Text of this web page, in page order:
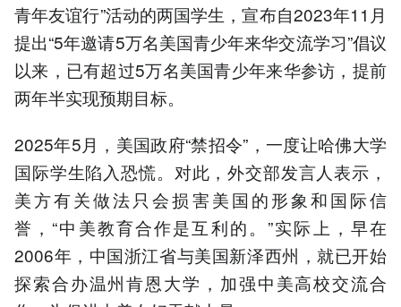
青年友谊行”活动的两国学生，宣布自2023年11月
提出“5年邀请5万名美国青少年来华交流学习”倡议
以来，已有超过5万名美国青少年来华参访，提前
两年半实现预期目标。
2025年5月，美国政府“禁招令”，一度让哈佛大学
国际学生陷入恐慌。对此，外交部发言人表示，
美方有关做法只会损害美国的形象和国际信
誉，“中美教育合作是互利的。”实际上，早在
2006年，中国浙江省与美国新泽西州，就已开始
探索合办温州肯恩大学，加强中美高校交流合